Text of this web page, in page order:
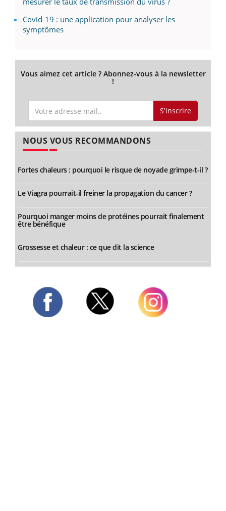
Covid-19 : une application pour analyser les
symptômes
Vous aimez cet article ? Abonnez-vous à la newsletter
!
S'inscrire
NOUS VOUS RECOMMANDONS
Fortes chaleurs : pourquoi le risque de noyade grimpe-t-il ?
Le Viagra pourrait-il freiner la propagation du cancer ?
Pourquoi manger moins de protéines pourrait finalement
être bénéfique
Grossesse et chaleur : ce que dit la science